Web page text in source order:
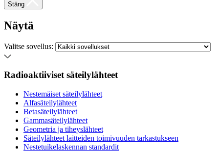
Stäng
Näytä
Valitse sovellus:
Radioaktiiviset säteilylähteet
Nestemäiset säteilylähteet
Alfasäteilylähteet
Betasäteilylähteet
Gammasäteilylähteet
Geometria ja tiheyslähteet
Säteilylähteet laitteiden toimivuuden tarkastukseen
Nestetuikelaskennan standardit